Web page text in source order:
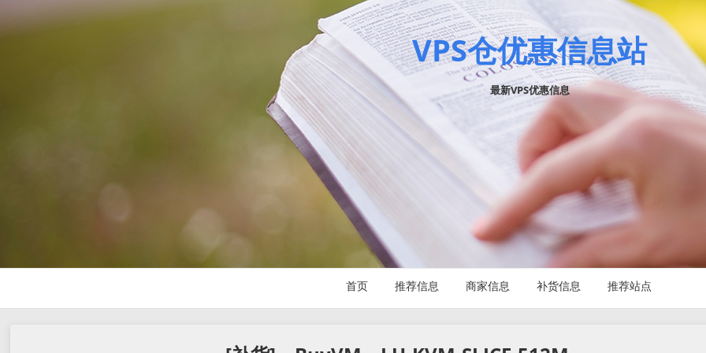
VPS仓优惠信息站
最新VPS优惠信息
首页 推荐信息 商家信息 补货信息 推荐站点